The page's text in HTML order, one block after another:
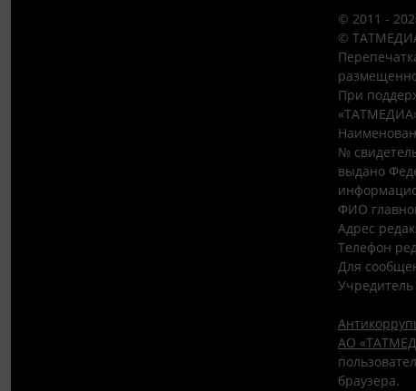
© 2011 -
©
При
№
выдано
ФИО
Адрес
Телефон
Для
АО
браузера.